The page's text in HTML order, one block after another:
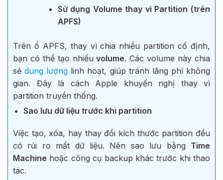
Sử dụng Volume thay vì Partition (trên
APFS)
Trên ổ APFS, thay vì chia nhiều partition cố định,
bạn có thể tạo nhiềuvolume. Các volume này chia
sẻdung lượng linh hoạt, giúp tránh lãng phí không
gian. Đây là cách Apple khuyến nghị thay vì
partition truyền thống.
Sao lưu dữ liệu trước khi partition
Việc tạo, xóa, hay thay đổi kích thước partition đều
có rủi ro mất dữ liệu. Nên sao lưu bằng Time
Machine hoặc công cụ backup khác trước khi thao
tác.